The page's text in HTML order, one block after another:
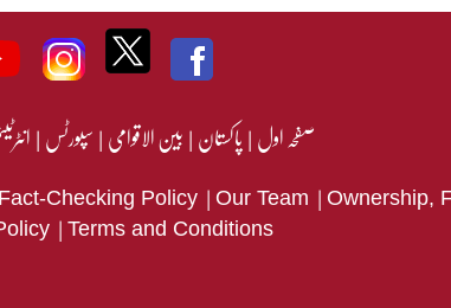
صفحہ اول|پاکستان|بین الاقوامی|سپورٹس|
Fact-Checking Policy | Our Team | Ownership,
| Terms and Conditions